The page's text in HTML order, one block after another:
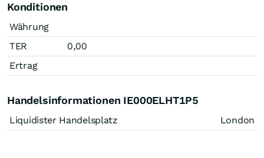
Konditionen
Währung
TER
0,00
Ertrag
Handelsinformationen IE000ELHT1P5
Liquidister Handelsplatz London